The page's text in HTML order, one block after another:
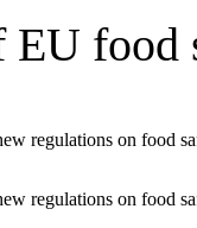
food
regulations on food
regulations on food